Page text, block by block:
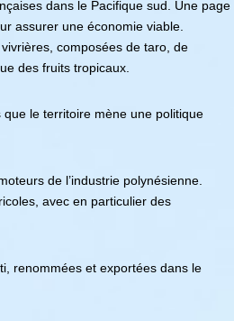
dans le Pacifique sud. Une page
assurer une économie viable.
composées de taro, de
des fruits tropicaux.
le territoire mène une politique
de l’industrie polynésienne.
avec en particulier des
renommées et exportées dans le